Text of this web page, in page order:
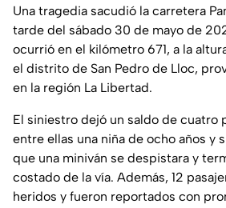
Una tragedia sacudió la carretera
tarde del sábado 30 de mayo de
ocurrió en el kilómetro 671, a la
el distrito de San Pedro de Lloc,
en la región La Libertad.
El siniestro dejó un saldo de cuatro
entre ellas una niña de ocho años y
que una miniván se despistara y
costado de la vía. Además, 12
heridos y fueron reportados con